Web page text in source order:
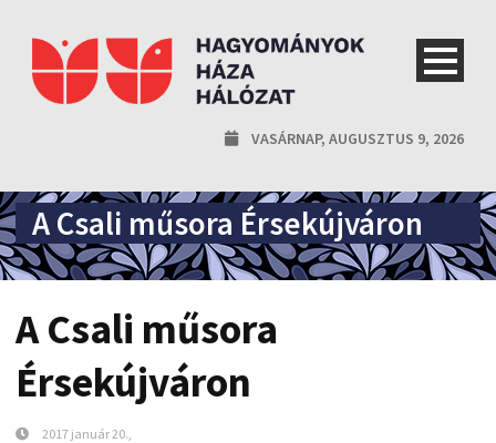
VASÁRNAP, AUGUSZTUS 9, 2026
A Csali műsora Érsekújváron
A Csali műsora
Érsekújváron
2017 január 20.,